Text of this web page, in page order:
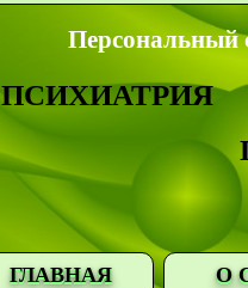
Персональный
ПСИХИАТРИЯ
ГЛАВНАЯ О